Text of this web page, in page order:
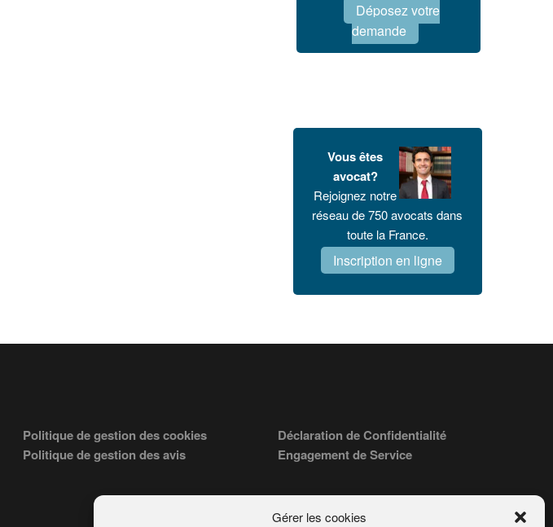
Gérer les cookies
Déposez votre
demande
Vous êtes
avocat?
Rejoignez notre
réseau de 750 avocats dans
toute la France.
Inscription en ligne
Politique de gestion des cookies
Politique de gestion des avis
Déclaration de Confidentialité
Engagement de Service